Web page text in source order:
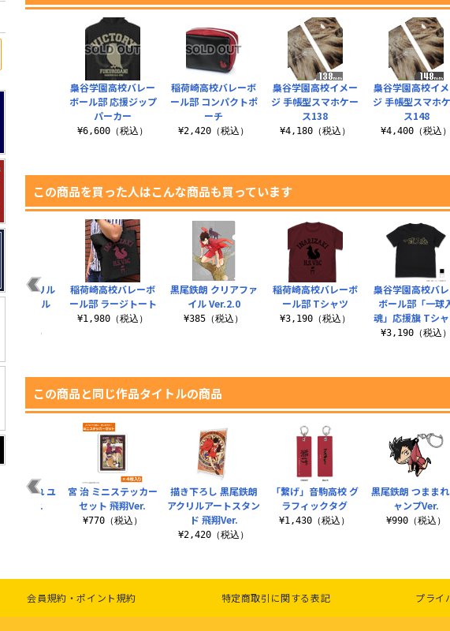
梟谷学園高校イメー
ジ 手帳型スマホケー
ス138
¥4,180（税込）
梟谷学園高校イ
ジ 手帳型スマホ
ス148
¥4,400（税込
梟谷学園高校バレー
ボール部 応援ジップ
パーカー
¥6,600（税込）
稲荷崎高校バレーボ
ール部 コンパクトポ
ーチ
¥2,420（税込）
この商品を買った人はこんな商品も買っています
稲荷崎高校バレーボ
ール部 Tシャツ
¥3,190（税込）
梟谷学園高校バ
ボール部「一球
魂」応援旗 Tシ
¥3,190（税込
郎 アクリル
ド ノワール
（税込）
稲荷崎高校バレーボ
ール部 ラージトート
¥1,980（税込）
黒尾鉄朗 クリアファ
イル Ver.2.0
¥385（税込）
この商品と同じ作品タイトルの商品
「繋げ」音駒高校 グ
ラフィックタグ
¥1,430（税込）
黒尾鉄朗 つまま
ャンプVer.
¥990（税込）
つままれ ユ
ォームVer.
宮 治 ミニステッカー
セット 飛翔Ver.
¥770（税込）
描き下ろし 黒尾鉄朗
アクリルアートスタン
ド 飛翔Ver.
¥2,420（税込）
会員規約・ポイント規約 特定商取引に関する表記 プライ